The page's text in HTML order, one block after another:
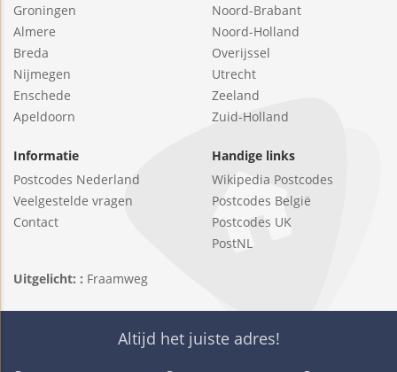
Groningen
Almere
Breda
Nijmegen
Enschede
Apeldoorn
Noord-Brabant
Noord-Holland
Overijssel
Utrecht
Zeeland
Zuid-Holland
Informatie
Postcodes Nederland
Veelgestelde vragen
Contact
Handige links
Wikipedia Postcodes
Postcodes België
Postcodes UK
PostNL
Uitgelicht: : Fraamweg
Altijd het juiste adres!